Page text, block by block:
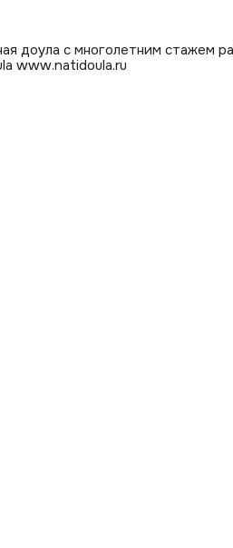
доула с многолетним стажем
www.natidoula.ru